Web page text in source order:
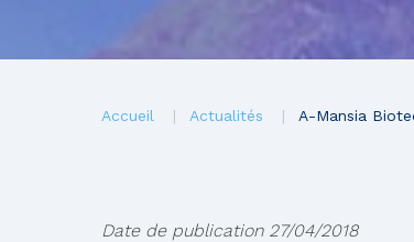
You
Accueil Actualités A-Mansia
Date de publication 27/04/2018